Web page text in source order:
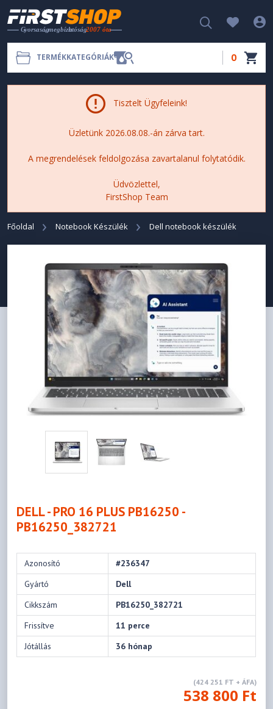
TERMÉKKATEGÓRIÁK 0
Tisztelt Ügyfeleink!
Üzletünk 2026.08.08.-án zárva tart.
A megrendelések feldolgozása zavartalanul folytatódik.
Üdvözlettel,
FirstShop Team
Főoldal Notebook Készülék Dell notebook készülék
DELL - PRO 16 PLUS PB16250 -
PB16250_382721
Azonosító
#236347
Gyártó
Dell
Cikkszám
PB16250_382721
Frissítve
11 perce
Jótállás
36 hónap
(424 251 FT + ÁFA)
538 800 Ft